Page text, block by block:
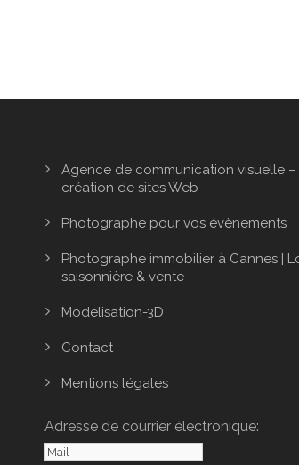
Agence de communication visuelle –
création de sites Web
Photographe pour vos évènements
Photographe immobilier à Cannes |
saisonnière & vente
Modelisation-3D
Contact
Mentions légales
Adresse de courrier électronique: